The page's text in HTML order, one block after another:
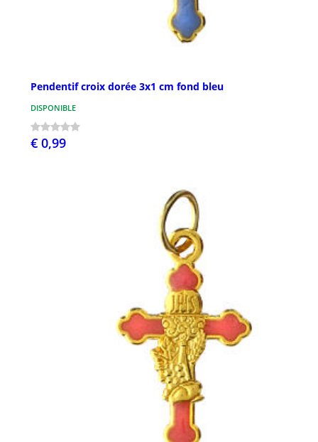
Pendentif croix dorée 3x1 cm fond bleu
DISPONIBLE
€ 0,99